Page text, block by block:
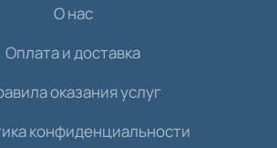
О нас
Оплата и доставка
оказания услуг
конфиденциальности